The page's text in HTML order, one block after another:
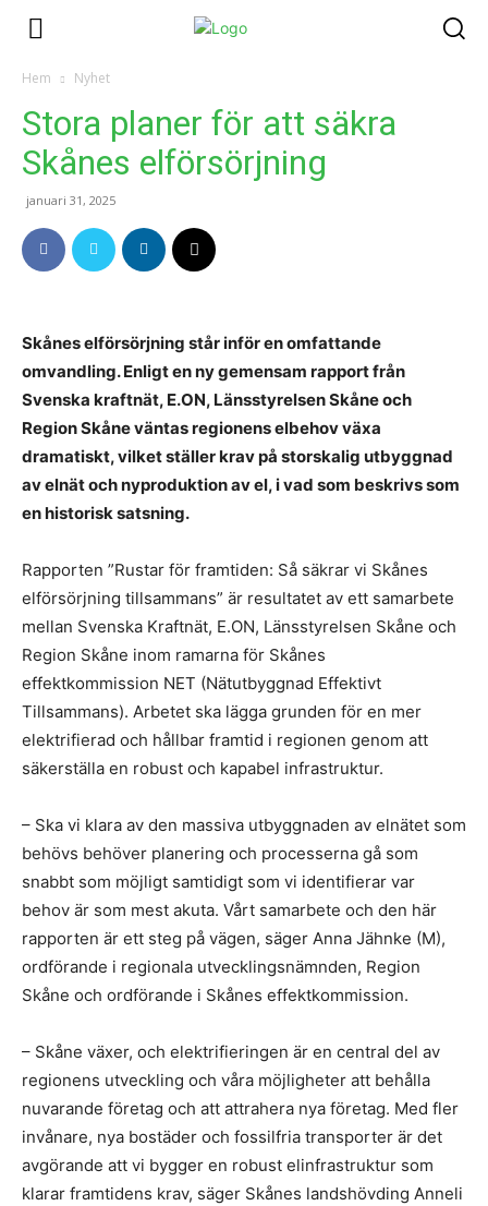
Hem Nyhet
Stora planer för att säkra
Skånes elförsörjning
januari 31, 2025
Skånes elförsörjning står inför en omfattande
omvandling. Enligt en ny gemensam rapport från
Svenska kraftnät, E.ON, Länsstyrelsen Skåne och
Region Skåne väntas regionens elbehov växa
dramatiskt, vilket ställer krav på storskalig utbyggnad
av elnät och nyproduktion av el, i vad som beskrivs som
en historisk satsning.
Rapporten ”Rustar för framtiden: Så säkrar vi Skånes
elförsörjning tillsammans” är resultatet av ett samarbete
mellan Svenska Kraftnät, E.ON, Länsstyrelsen Skåne och
Region Skåne inom ramarna för Skånes
effektkommission NET (Nätutbyggnad Effektivt
Tillsammans). Arbetet ska lägga grunden för en mer
elektrifierad och hållbar framtid i regionen genom att
säkerställa en robust och kapabel infrastruktur.
– Ska vi klara av den massiva utbyggnaden av elnätet som
behövs behöver planering och processerna gå som
snabbt som möjligt samtidigt som vi identifierar var
behov är som mest akuta. Vårt samarbete och den här
rapporten är ett steg på vägen, säger Anna Jähnke (M),
ordförande i regionala utvecklingsnämnden, Region
Skåne och ordförande i Skånes effektkommission.
– Skåne växer, och elektrifieringen är en central del av
regionens utveckling och våra möjligheter att behålla
nuvarande företag och att attrahera nya företag. Med fler
invånare, nya bostäder och fossilfria transporter är det
avgörande att vi bygger en robust elinfrastruktur som
klarar framtidens krav, säger Skånes landshövding Anneli